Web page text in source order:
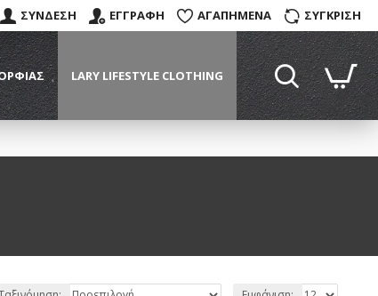
ΣΥΝΔΕΣΗ ΕΓΓΡΑΦΗ ΑΓΑΠΗΜΕΝΑ ΣΥΓΚΡΙΣΗ
LARY LIFESTYLE CLOTHING